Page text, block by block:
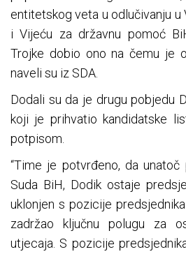
entitetskog veta u odlučivanju u
i Vijeću za državnu pomoć
Trojke dobio ono na čemu je
naveli su iz SDA.
Dodali su da je drugu pobjedu
koji je prihvatio kandidatske
potpisom.
“Time je potvrđeno, da unatoč
Suda BiH, Dodik ostaje
uklonjen s pozicije
zadržao ključnu polugu za
utjecaja. S pozicije